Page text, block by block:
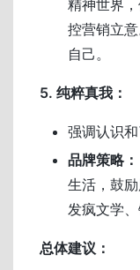
精神世界
控营销立
自己。
5. 纯粹真我：
强调认识
品牌策略：
生活，鼓
发疯文学
总体建议：